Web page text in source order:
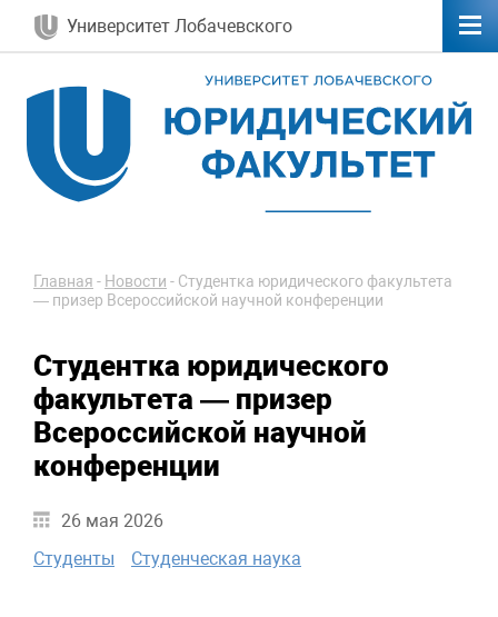
Университет Лобачевского
Главная - Новости - Студентка юридического факультета
— призер Всероссийской научной конференции
Студентка юридического
факультета — призер
Всероссийской научной
конференции
26 мая 2026
Студенты
Студенческая наука